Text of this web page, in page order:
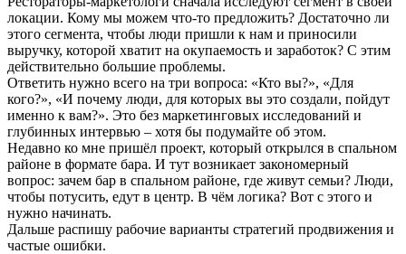
локации. Кому мы можем что-то предложить? Достаточно ли
этого сегмента, чтобы люди пришли к нам и приносили
выручку, которой хватит на окупаемость и заработок? С этим
действительно большие проблемы.
Ответить нужно всего на три вопроса: «Кто вы?», «Для
кого?», «И почему люди, для которых вы это создали, пойдут
именно к вам?». Это без маркетинговых исследований и
глубинных интервью – хотя бы подумайте об этом.
Недавно ко мне пришёл проект, который открылся в спальном
районе в формате бара. И тут возникает закономерный
вопрос: зачем бар в спальном районе, где живут семьи? Люди,
чтобы потусить, едут в центр. В чём логика? Вот с этого и
нужно начинать.
Дальше распишу рабочие варианты стратегий продвижения и
частые ошибки.